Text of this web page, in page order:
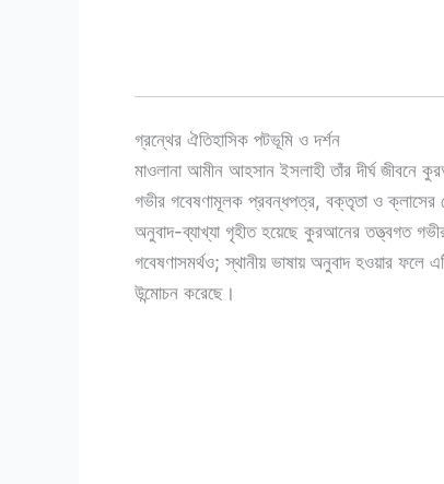
গ্রন্থের ঐতিহাসিক পটভূমি ও দর্শন
মাওলানা আমীন আহসান ইসলাহী তাঁর দীর্ঘ জীবনে
গভীর গবেষণামূলক প্রবন্ধপত্র, বক্তৃতা ও ক্লাসের
অনুবাদ-ব্যাখ্যা গৃহীত হয়েছে কুরআনের তত্ত্বগত
গবেষণাসমর্থও; স্থানীয় ভাষায় অনুবাদ হওয়ার
উন্মোচন করেছে।